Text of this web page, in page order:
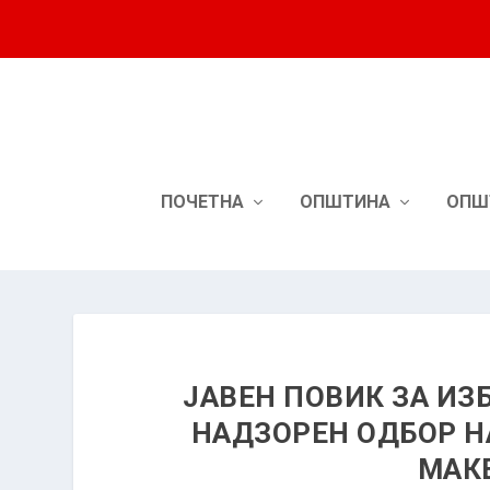
ПОЧЕТНА ОПШТИНА
ЈАВЕН ПОВИК ЗА
НАДЗОРЕН ОДБОР